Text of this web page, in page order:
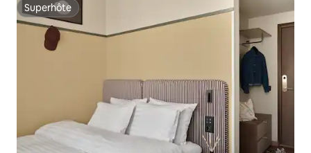
Superhôte
Superhôte